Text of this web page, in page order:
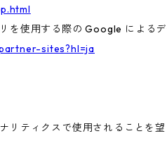
を使用する際の Google によるデ
sites?hl=ja
リティクスで使用されることを